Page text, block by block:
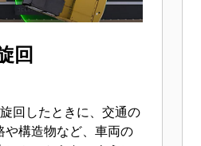
回
回したときに、交通の
や構造物など、車両の